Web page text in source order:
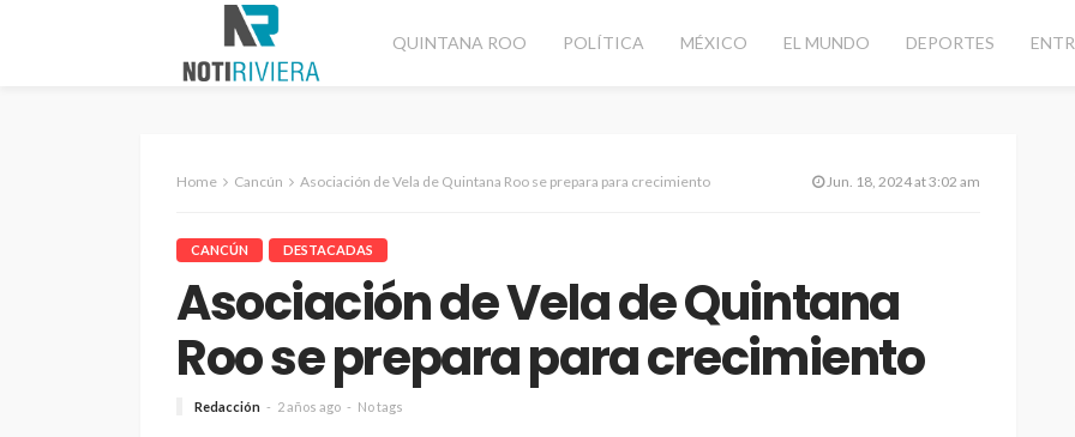
QUINTANA ROO POLÍTICA MÉXICO EL MUNDO DEPORTES
Home Cancún Asociación de Vela de Quintana Roo se prepara para crecimiento Jun. 18, 2024 at 3:02 am
CANCÚN DESTACADAS
Asociación de Vela de Quintana
Roo se prepara para crecimiento
Redacción 2 años ago No tags